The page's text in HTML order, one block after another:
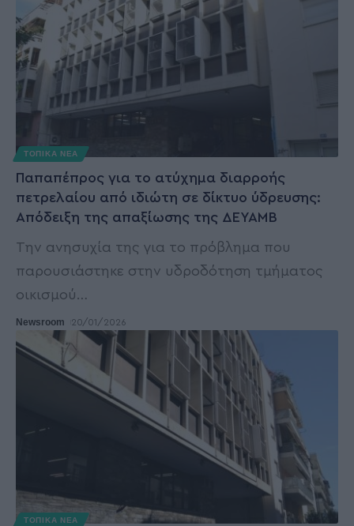
ΤΟΠΙΚΑ ΝΕΑ
Παπαπέπρος για το ατύχημα διαρροής
πετρελαίου από ιδιώτη σε δίκτυο ύδρευσης:
Απόδειξη της απαξίωσης της ΔΕΥΑΜΒ
Την ανησυχία της για το πρόβλημα που
παρουσιάστηκε στην υδροδότηση τμήματος
οικισμού…
Newsroom 20/01/2026
ΤΟΠΙΚΑ ΝΕΑ